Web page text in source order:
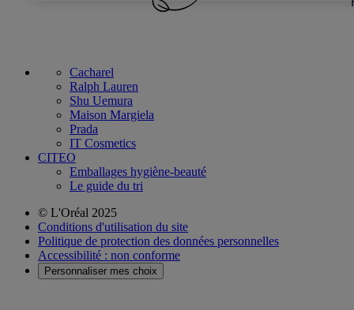
Cacharel
Ralph Lauren
Shu Uemura
Maison Margiela
Prada
IT Cosmetics
CITEO
Emballages hygiène-beauté
Le guide du tri
© L'Oréal 2025
Conditions d'utilisation du site
Politique de protection des données personnelles
Accessibilité : non conforme
Personnaliser mes choix